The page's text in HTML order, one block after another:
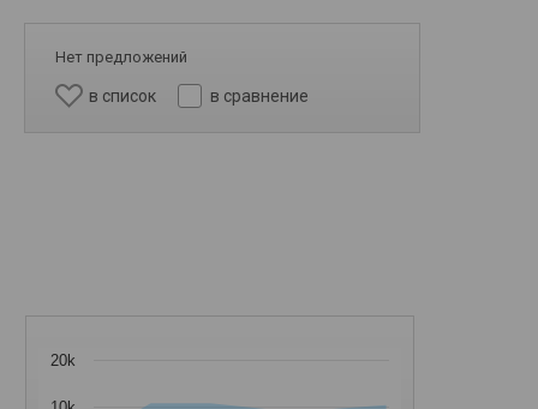
Нет предложений
в список в сравнение
20k